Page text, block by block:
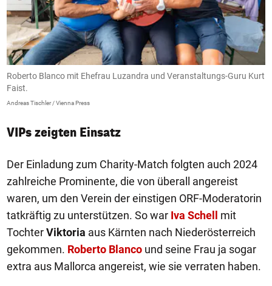
Roberto Blanco mit Ehefrau Luzandra und Veranstaltungs-Guru Kurt
Faist.
Andreas Tischler / Vienna Press
VIPs zeigten Einsatz
Der Einladung zum Charity-Match folgten auch 2024
zahlreiche Prominente, die von überall angereist
waren, um den Verein der einstigen ORF-Moderatorin
tatkräftig zu unterstützen. So war Iva Schell mit
TochterViktoria aus Kärnten nach Niederösterreich
gekommen. Roberto Blanco und seine Frau ja sogar
extra aus Mallorca angereist, wie sie verraten haben.